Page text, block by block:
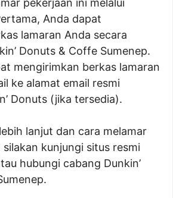
pekerjaan ini melalui
Anda dapat
lamaran Anda secara
Donuts & Coffe Sumenep.
mengirimkan berkas lamaran
ke alamat email resmi
Donuts (jika tersedia).
lanjut dan cara melamar
kunjungi situs resmi
hubungi cabang Dunkin’